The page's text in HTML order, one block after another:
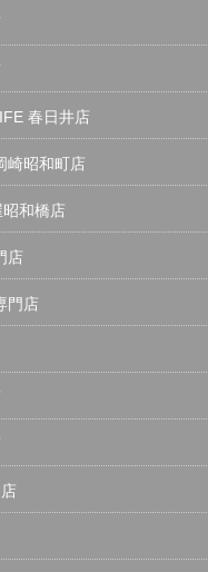
春日井店
崎昭和町店
和橋店
店
門店